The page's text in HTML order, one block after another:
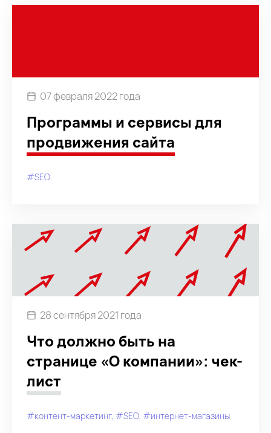
07 февраля 2022 года
Программы и сервисы для
продвижения сайта
#SEO
28 сентября 2021 года
Что должно быть на
странице «О компании»: чек-
лист
#контент-маркетинг #SEO #интернет-магазины